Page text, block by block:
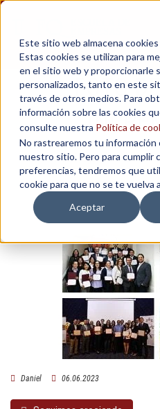
Este sitio web almacena
Estas cookies se utilizan para
en el sitio web y proporcionarle
personalizados, tanto en este
través de otros medios. Para
información sobre las cookies
consulte nuestra Política de
No rastrearemos tu información
nuestro sitio. Pero para cumplir
preferencias, tendremos que
cookie para que no se te vuelva
Aceptar
FOTO-
Home / Seguimos creciendo /
Daniel 06.06.2023